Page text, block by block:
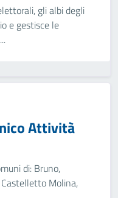
gli albi degli
e gestisce le
Attività
di: Bruno,
Molina,